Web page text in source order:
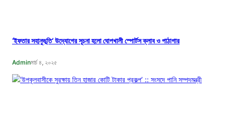
‘ইফতার সহানুভূতি’ উদ্যোগের সূচনা হলো ঘোপখালী স্পোর্টস ক্লাব ও পাঠাগার
Adminমার্চ ৪, ২০২৫